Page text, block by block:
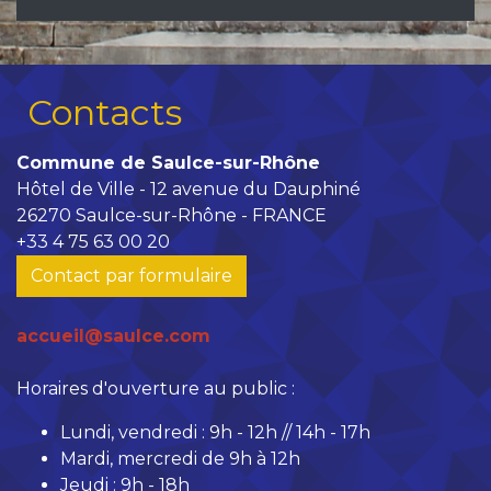
Contacts
Commune de Saulce-sur-Rhône
Hôtel de Ville - 12 avenue du Dauphiné
26270 Saulce-sur-Rhône - FRANCE
+33 4 75 63 00 20
Contact par formulaire
accueil@saulce.com
Horaires d'ouverture au public :
Lundi, vendredi : 9h - 12h // 14h - 17h
Mardi, mercredi de 9h à 12h
Jeudi : 9h - 18h